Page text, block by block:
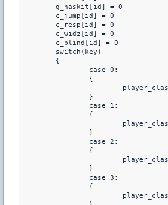
        c_jump[id] = 0
        c_resp[id] = 0
        c_widz[id] = 0
        c_blind[id] = 0